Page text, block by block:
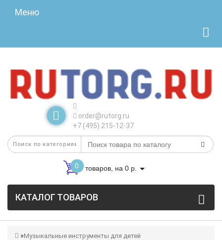
Меню
order@rutorg.ru
+7 (495) 215-12-37
0 товаров, на 0 р.
КАТАЛОГ ТОВАРОВ
Музыкальные инструменты для детей